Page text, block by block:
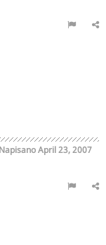
NapisanoApril 23, 2007